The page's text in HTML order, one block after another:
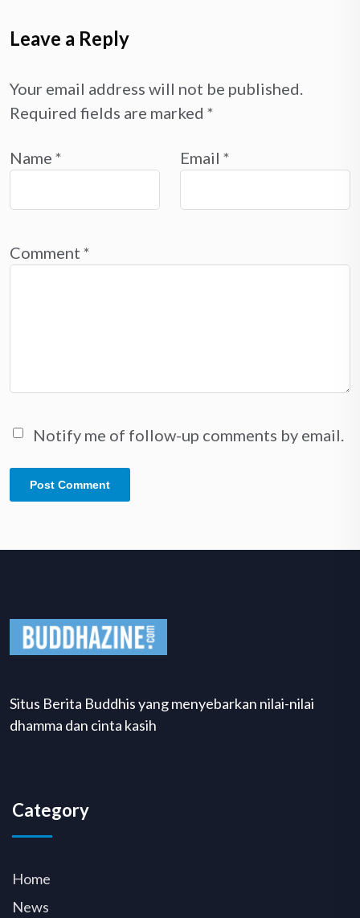
Leave a Reply
Your email address will not be published.
Required fields are marked *
Name * Email *
Comment *
Notify me of follow-up comments by email.
Situs Berita Buddhis yang menyebarkan nilai-nilai
dhamma dan cinta kasih
Category
Home
News